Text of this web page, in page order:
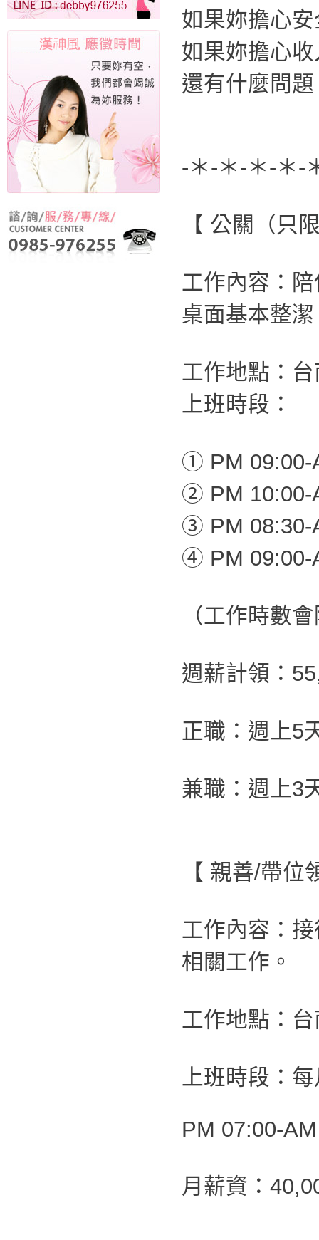
如果妳擔心
如果妳擔心
還有什麼問
-＊-＊-＊-＊-
【 公關（只
工作內容：
桌面基本整潔
工作地點：
上班時段：
① PM 09:00-
② PM 10:00-
③ PM 08:30-
④ PM 09:00-
（工作時數
週薪計領：
正職：週上5
兼職：週上3
【 親善/帶
工作內容：
相關工作。
工作地點：
上班時段：
PM 07:00-
月薪資：